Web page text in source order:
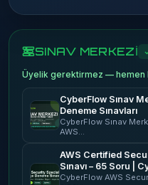
SINAV MERKEZİ
Üyelik gerektirmez — hemen
CyberFlow Sınav
Deneme Sınavları
CyberFlow Sınav
AWS…
AWS Certified
Sınavı – 65 Soru |
CyberFlow AWS